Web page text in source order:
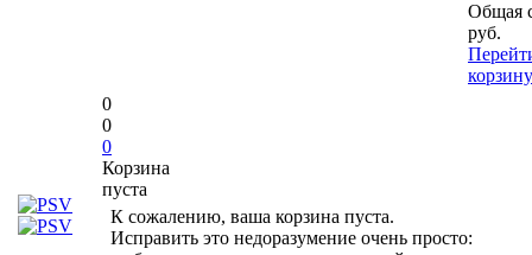
Общая
руб.
корзину
0
0
0
Корзина
пуста
К сожалению, ваша корзина пуста.
Исправить это недоразумение очень просто: